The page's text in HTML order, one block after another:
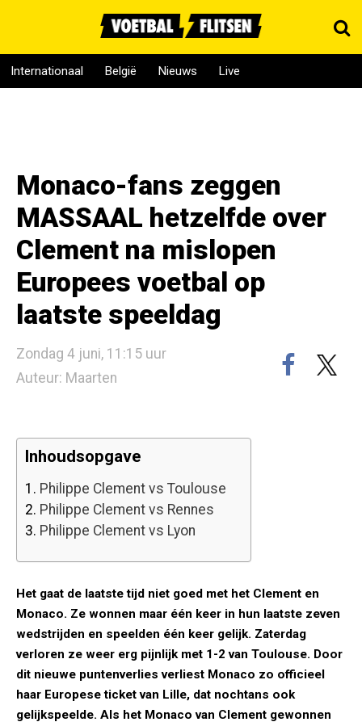
Internationaal België Nieuws Live
Monaco-fans zeggen
MASSAAL hetzelfde over
Clement na mislopen
Europees voetbal op
laatste speeldag
Zondag 4 juni, 11:15 uur
Auteur: Maarten
Inhoudsopgave
1. Philippe Clement vs Toulouse
2. Philippe Clement vs Rennes
3. Philippe Clement vs Lyon
Het gaat de laatste tijd niet goed met het Clement en
Monaco. Ze wonnen maar één keer in hun laatste zeven
wedstrijden en speelden één keer gelijk. Zaterdag
verloren ze weer erg pijnlijk met 1-2 van Toulouse. Door
dit nieuwe puntenverlies verliest Monaco zo officieel
haar Europese ticket van Lille, dat nochtans ook
gelijkspeelde. Als het Monaco van Clement gewonnen